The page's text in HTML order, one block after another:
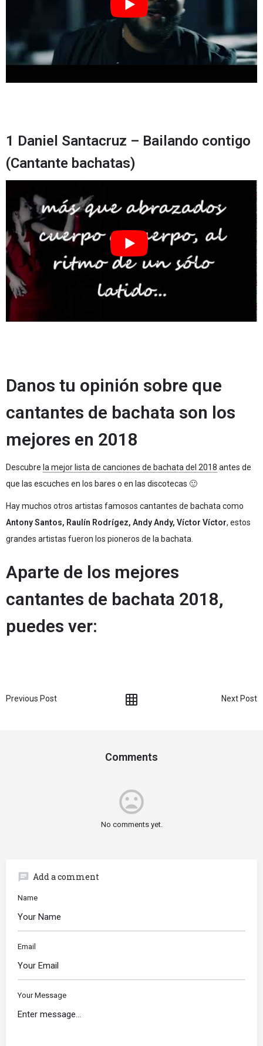
1 Daniel Santacruz – Bailando contigo
(Cantante bachatas)
Danos tu opinión sobre que
cantantes de bachata son los
mejores en 2018
Descubre la mejor lista de canciones de bachata del 2018 antes de
que las escuches en los bares o en las discotecas 🙂
Hay muchos otros artistas famosos cantantes de bachata como
Antony Santos, Raulín Rodrígez, Andy Andy, Víctor Víctor, estos
grandes artistas fueron los pioneros de la bachata.
Aparte de los mejores
cantantes de bachata 2018,
puedes ver:
Previous Post Next Post
Comments
mood_bad
No comments yet.
chat Add a comment
Name
Email
Your Message